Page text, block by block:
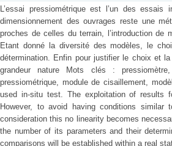
L’essai pressiométrique est l’un des
dimensionnement des ouvrages reste une
proches de celles du terrain, l’introduction de
Etant donné la diversité des modèles, le
détermination. Enfin pour justifier le choix et
grandeur nature Mots clés :
pressiométrique, module de cisaillement,
used in-situ test. The exploitation of results
However, to avoid having conditions
consideration this no linearity becomes
the number of its parameters and their
comparisons will be established within a real